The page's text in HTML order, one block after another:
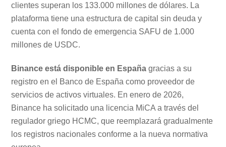
clientes superan los 133.000 millones de dólares. La
plataforma tiene una estructura de capital sin deuda y
cuenta con el fondo de emergencia SAFU de 1.000
millones de USDC.
Binance está disponible en España gracias a su
registro en el Banco de España como proveedor de
servicios de activos virtuales. En enero de 2026,
Binance ha solicitado una licencia MiCA a través del
regulador griego HCMC, que reemplazará gradualmente
los registros nacionales conforme a la nueva normativa